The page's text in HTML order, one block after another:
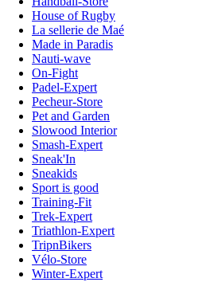
House of Rugby
La sellerie de Maé
Made in Paradis
Nauti-wave
On-Fight
Padel-Expert
Pecheur-Store
Pet and Garden
Slowood Interior
Smash-Expert
Sneak'In
Sneakids
Sport is good
Training-Fit
Trek-Expert
Triathlon-Expert
TripnBikers
Vélo-Store
Winter-Expert